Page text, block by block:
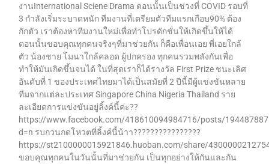
งานInternational Sciene Drama ตอนนั้นเป็นช่วงที่ COVID รอบที่
3 กำลังเริ่มระบาดหนัก ทีมงานที่เตรียมตัวทีมแรกเกือบ90% ต้อง
กักตัว เราต้องหาทีมงานใหม่เพื่อทำโปรดักชั่นให้เกิดขึ้นให้ได้
ตอนนั้นขอบคุณทุกคนจริงๆที่มาช่วยกัน ก็คือเพื่อนเอย พี่เอยใกล้
ตัว น้องชาย โมนาใกล้คลอด ผู้ปกครอง ทุกคนรวมพลังกันเพื่อ
ทำให้มันเกิดขึ้นจนได้ ในที่สุดเราก็ได้รางวัล First Prize ชนะเลิศ
อันดับที่ 1 ของประเทศไทยมาได้เป็นสมัยที่ 2 ปีนี้มีผู้แข่งขันหลาย
ทีมจากแต่ละประเทศ Singapore China Nigeria Thailand ราย
ละเอียดการแข่งขันอยู่ลิ้งค์นี้ค่ะ??
https://www.facebook.com/418610094984716/posts/
d=n รบกวนกดโหวตที่ลิ้งค์นี้น้าา????????????????
https://st2100000015921846.huoban.com/share/
ขอบคุณทุกคนในวันนั้นที่มาช่วยกัน เป็นทุกอย่างให้กันและกัน